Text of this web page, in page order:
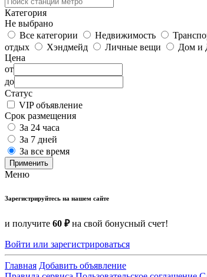
Категория
Не выбрано
Все категории
Недвижимость
отдых
Хэндмейд Личные вещи Дом и
Цена
от
до
Статус
VIP объявление
Срок размещения
За 24 часа
За 7 дней
За все время
Применить
Меню
Зарегистрируйтесь на нашем сайте
и получите 60 ₽на свой бонусный счет!
Войти или зарегистрироваться
Главная Добавить объявление